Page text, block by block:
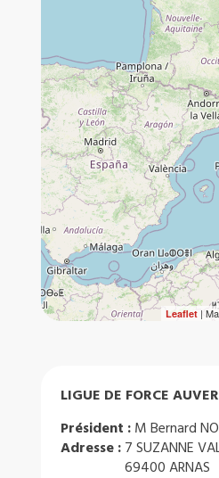
Leaflet|
LIGUE DE FORCE
Président : M Bernard
Adresse : 7 SUZANNE
69400 ARNAS